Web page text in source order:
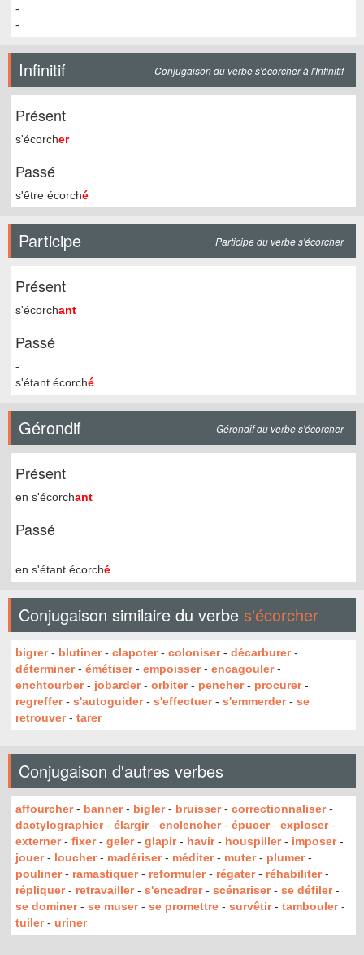
-
-
Infinitif Conjugaison du verbe s'écorcher à l'Infinitif
Présent
s'écorcher
Passé
s'être écorché
Participe Participe du verbe s'écorcher
Présent
s'écorchant
Passé
-
s'étant écorché
Gérondif Gérondif du verbe s'écorcher
Présent
en s'écorchant
Passé
en s'étant écorché
Conjugaison similaire du verbe s'écorcher
bigrer- blutiner- clapoter- coloniser- décarburer-
déterminer- émétiser- empoisser- encagouler-
enchtourber- jobarder- orbiter- pencher- procurer-
regreffer- s'autoguider- s'effectuer- s'emmerder- se
retrouver- tarer
Conjugaison d'autres verbes
affourcher- banner- bigler- bruisser- correctionnaliser-
dactylographier- élargir- enclencher- épucer- exploser-
externer- fixer- geler- glapir- havir- houspiller- imposer-
jouer- loucher- madériser- méditer- muter- plumer-
pouliner- ramastiquer- reformuler- régater- réhabiliter-
répliquer- retravailler- s'encadrer- scénariser- se défiler-
se dominer- se muser- se promettre - survêtir- tambouler-
tuiler- uriner